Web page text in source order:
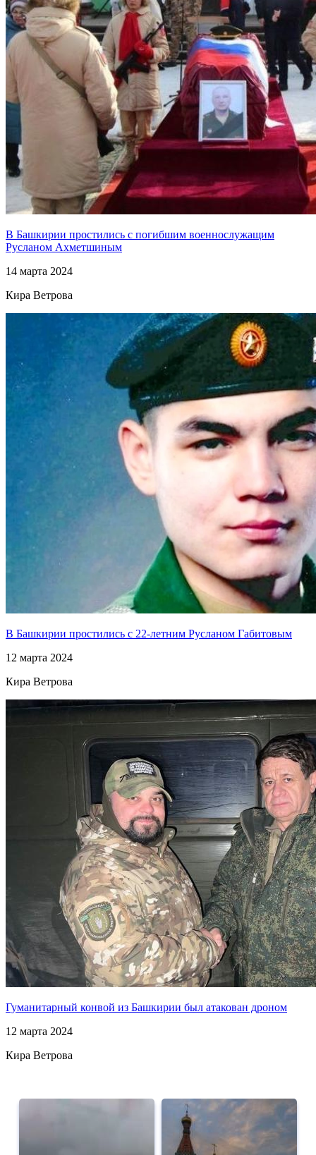
В Башкирии простились с погибшим военнослужащим
Русланом Ахметшиным
14 марта 2024
Кира Ветрова
В Башкирии простились с 22-летним Русланом Габитовым
12 марта 2024
Кира Ветрова
Гуманитарный конвой из Башкирии был атакован дроном
12 марта 2024
Кира Ветрова